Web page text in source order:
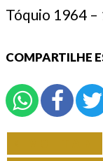
Tóquio 1964 –
COMPARTILHE